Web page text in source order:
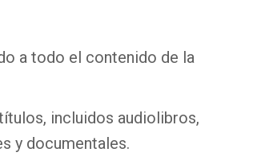
a todo el contenido de la
incluidos audiolibros,
y documentales.